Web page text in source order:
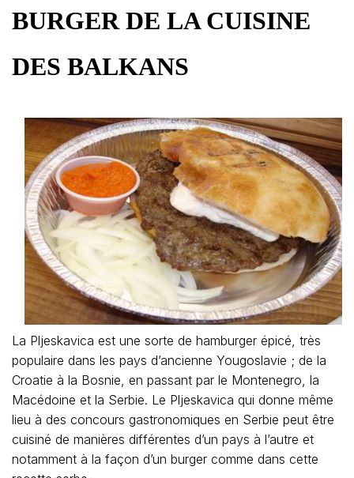
BURGER DE LA CUISINE
DES BALKANS
La Pljeskavica est une sorte de hamburger épicé, très
populaire dans les pays d’ancienne Yougoslavie ; de la
Croatie à la Bosnie, en passant par le Montenegro, la
Macédoine et la Serbie. Le Pljeskavica qui donne même
lieu à des concours gastronomiques en Serbie peut être
cuisiné de manières différentes d’un pays à l’autre et
notamment à la façon d’un burger comme dans cette